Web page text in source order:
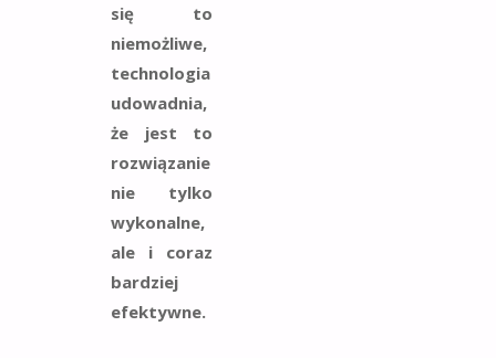
się to
niemożliwe,
technologia
udowadnia,
że jest to
rozwiązanie
nie tylko
wykonalne,
ale i coraz
bardziej
efektywne.